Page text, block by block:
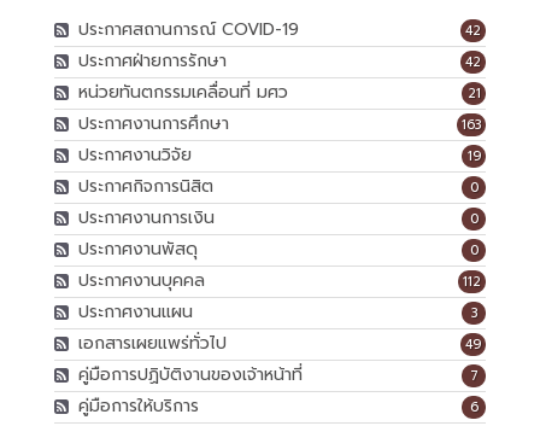
42
ประกาศสถานการณ์ COVID-19
42
ประกาศฝ่ายการรักษา
21
หน่วยทันตกรรมเคลื่อนที่ มศว
163
ประกาศงานการศึกษา
19
ประกาศงานวิจัย
0
ประกาศกิจการนิสิต
0
ประกาศงานการเงิน
0
ประกาศงานพัสดุ
112
ประกาศงานบุคคล
3
ประกาศงานแผน
49
เอกสารเผยแพร่ทั่วไป
7
คู่มือการปฏิบัติงานของเจ้าหน้าที่
6
คู่มือการให้บริการ